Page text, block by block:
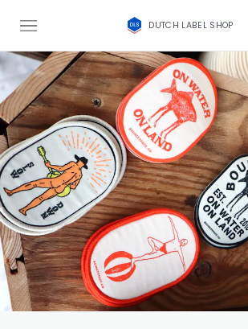
DUTCH LABEL SHOP